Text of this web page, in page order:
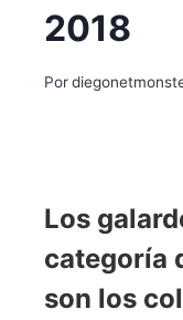
2018
Por
Los
categoría
son los